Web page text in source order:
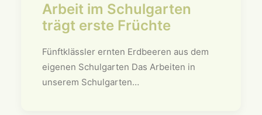
Arbeit im Schulgarten
trägt erste Früchte
Fünftklässler ernten Erdbeeren aus dem
eigenen Schulgarten Das Arbeiten in
unserem Schulgarten…